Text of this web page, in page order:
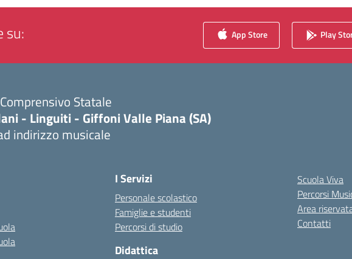
su: App Store Play
Statale
- Linguiti - Giffoni Valle Piana (SA)
indirizzo musicale
I Servizi
Personale scolastico
Famiglie e studenti
Percorsi di studio
Didattica
Scuola Viva
Percorsi
Area
Contatti